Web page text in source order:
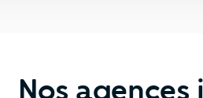
Nos